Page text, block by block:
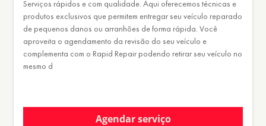
Serviços rápidos e com qualidade. Aqui oferecemos técnicas e
produtos exclusivos que permitem entregar seu veículo reparado
de pequenos danos ou arranhões de forma rápida. Você
aproveita o agendamento da revisão do seu veículo e
complementa com o Rapid Repair podendo retirar seu veículo no
mesmo d
Agendar serviço